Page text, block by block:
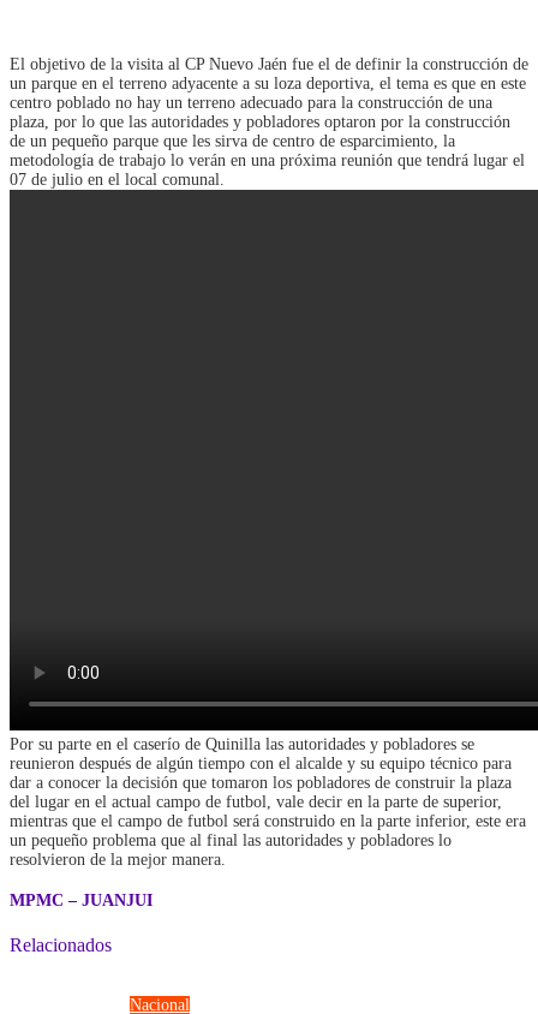
El objetivo de la visita al CP Nuevo Jaén fue el de definir la construcción de
un parque en el terreno adyacente a su loza deportiva, el tema es que en este
centro poblado no hay un terreno adecuado para la construcción de una
plaza, por lo que las autoridades y pobladores optaron por la construcción
de un pequeño parque que les sirva de centro de esparcimiento, la
metodología de trabajo lo verán en una próxima reunión que tendrá lugar el
07 de julio en el local comunal.
Por su parte en el caserío de Quinilla las autoridades y pobladores se
reunieron después de algún tiempo con el alcalde y su equipo técnico para
dar a conocer la decisión que tomaron los pobladores de construir la plaza
del lugar en el actual campo de futbol, vale decir en la parte de superior,
mientras que el campo de futbol será construido en la parte inferior, este era
un pequeño problema que al final las autoridades y pobladores lo
resolvieron de la mejor manera.
MPMC – JUANJUI
Relacionados
Nacional